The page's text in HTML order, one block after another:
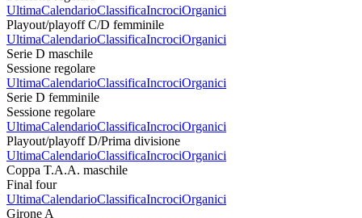
UltimaCalendarioClassificaIncrociOrganici
Playout/playoff C/D femminile
UltimaCalendarioClassificaIncrociOrganici
Serie D maschile
Sessione regolare
UltimaCalendarioClassificaIncrociOrganici
Serie D femminile
Sessione regolare
UltimaCalendarioClassificaIncrociOrganici
Playout/playoff D/Prima divisione
UltimaCalendarioClassificaIncrociOrganici
Coppa T.A.A. maschile
Final four
UltimaCalendarioClassificaIncrociOrganici
Girone A